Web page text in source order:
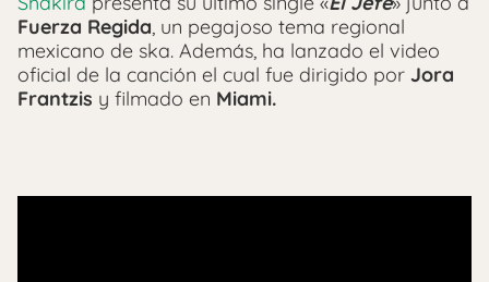
Fuerza Regida , un pegajoso tema regional
mexicano de ska. Además, ha lanzado el video
oficial de la canción el cual fue dirigido por Jora
Frantzis y filmado en Miami.